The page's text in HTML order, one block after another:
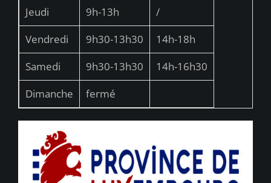
Jeudi
9h-13h
/
Vendredi
9h30-13h30
14h-18h
Samedi
9h30-13h30
14h-16h30
Dimanche
fermé